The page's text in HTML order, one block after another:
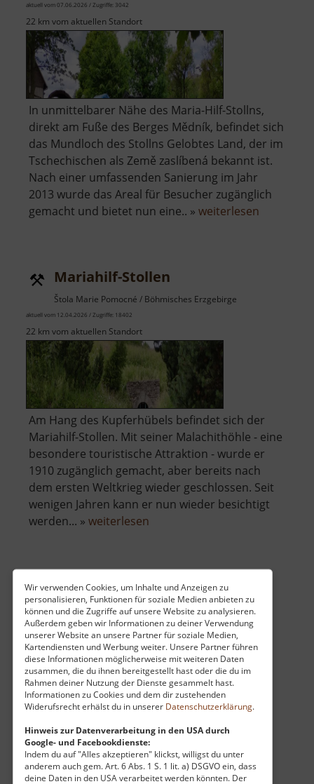
Wir verwenden Cookies, um Inhalte und Anzeigen zu
personalisieren, Funktionen für soziale Medien anbieten zu
können und die Zugriffe auf unsere Website zu analysieren.
Außerdem geben wir Informationen zu deiner Verwendung
unserer Website an unsere Partner für soziale Medien,
Kartendiensten und Werbung weiter. Unsere Partner führen
diese Informationen möglicherweise mit weiteren Daten
zusammen, die du ihnen bereitgestellt hast oder die du im
Rahmen deiner Nutzung der Dienste gesammelt hast.
Informationen zu Cookies und dem dir zustehenden
Widerufsrecht erhälst du in unserer Datenschutzerklärung.
Hinweis zur Datenverarbeitung in den USA durch
Google- und Facebookdienste:
Indem du auf "Alles akzeptieren" klickst, willigst du unter
anderem auch gem. Art. 6 Abs. 1 S. 1 lit. a) DSGVO ein, dass
deine Daten in den USA verarbeitet werden könnten. Der
aktuell vom 07.06.2026 / Zugriffe: 3042
22 km vom aktuellen Standort
In unmittelbarer Nähe des Maria-Hilf-Stollns,
direkt am Fuße des Berges Mědník, befindet sich
das Mundloch des Stollns Gelobtes Land, der im
Tschechischen als Země zaslíbená bekannt ist.
Nach einer umfassenden Sanierung im Jahr
2013 wurde das Areal für Besucher zugänglich
gemacht und bietet nun eine.. » weiterlesen
Mariahilf-Stollen
Štola Marie Pomocné / Böhmisches Erzgebirge
aktuell vom 12.04.2026 / Zugriffe: 18402
22 km vom aktuellen Standort
Am Hang des Kupferhübels befindet sich der
Mariahilf-Stollen. Mit seiner Malachithöhle - eine
besondere touristische Attraktion - wurde er
1910 zugänglich gemacht, aber bereits nach
dem ersten Weltkrieg wieder geschlossen. Seit
wenigen Jahren kann er nun wieder besichtigt
werden... » weiterlesen
Loipen Carlsfeld
Westerzgebirge
aktuell vom 23.07.2024 / Zugriffe: 2992
34 km vom aktuellen Standort
Das Gebiet um Carlsfeld ist sehr beliebt bei
Wintersportlern. Und das zu recht, denn hier
liegt lange und oft Schnee. Die Loipen führen
durch dichten Wald und vorbei an